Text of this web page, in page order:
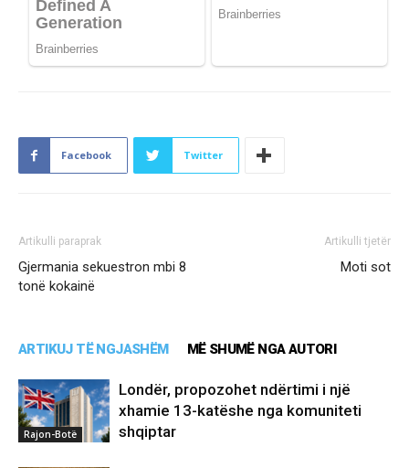
Facebook Twitter
Artikulli paraprak
Gjermania sekuestron mbi 8
tonë kokainë
Artikulli tjetër
Moti sot
ARTIKUJ TË NGJASHËM MË SHUMË NGA AUTORI
Rajon-Botë
Londër, propozohet ndërtimi i një
xhamie 13-katëshe nga komuniteti
shqiptar